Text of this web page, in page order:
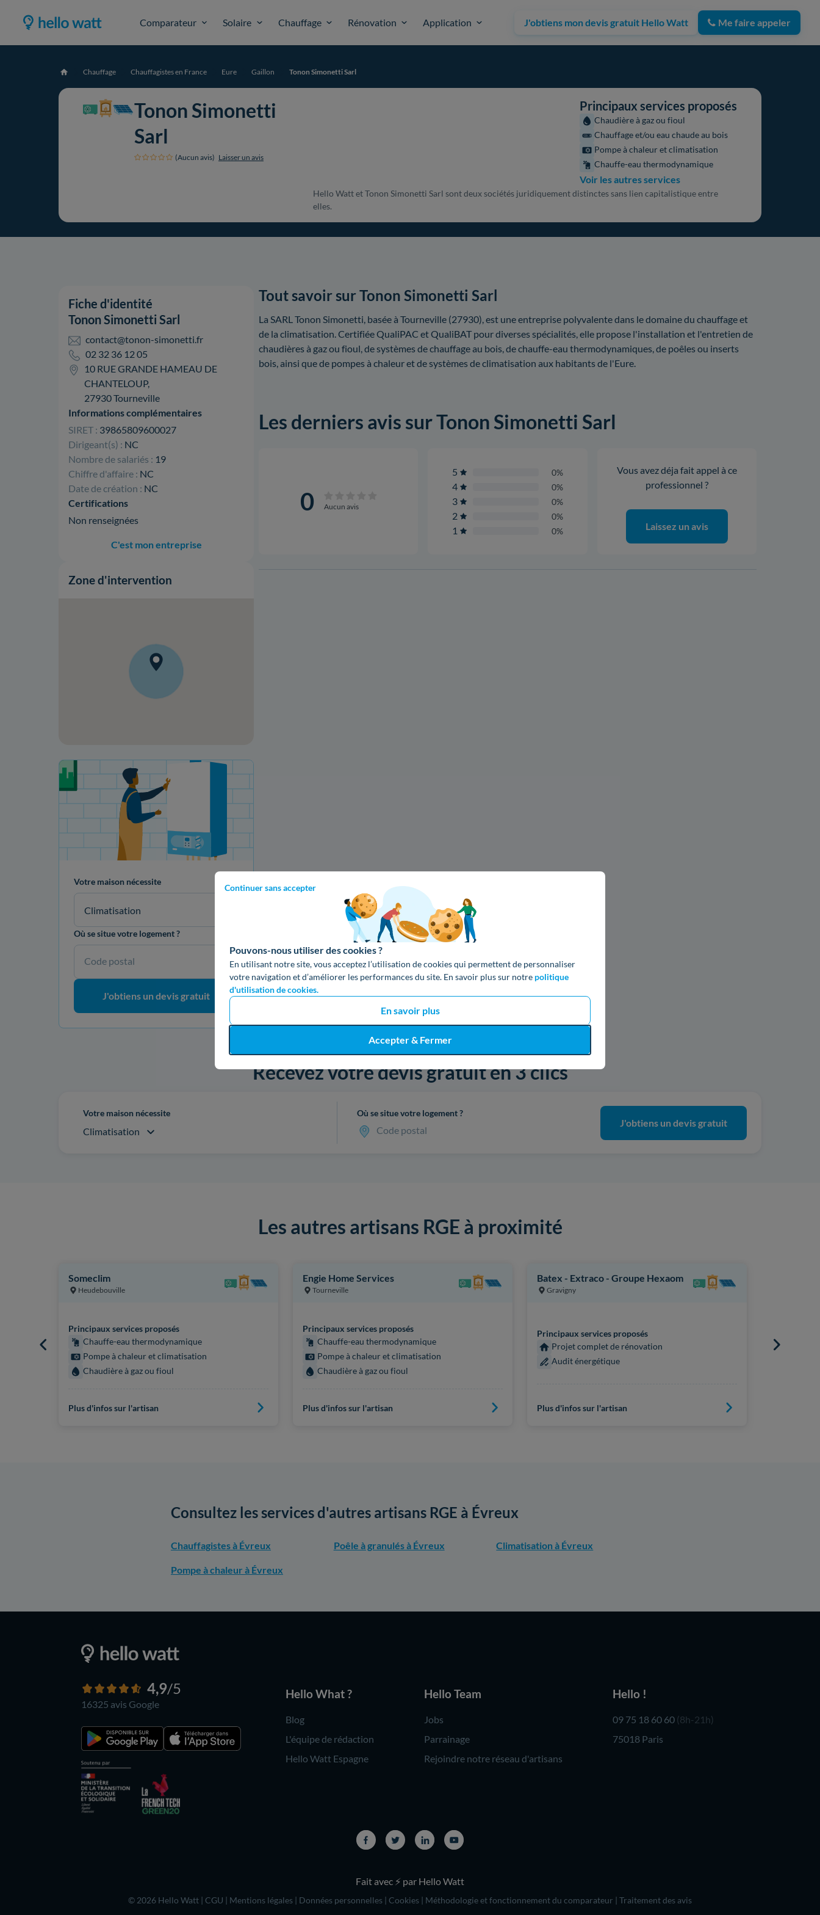
Comparateur Solaire Chauffage Rénovation Application J'obtiens mon devis gratuit Hello Watt Me faire appeler
Continuer sans accepter
Pouvons-nous utiliser des cookies ?
En utilisant notre site, vous acceptez l’utilisation de cookies qui permettent de personnaliser
votre navigation et d’améliorer les performances du site. En savoir plus sur notre politique
d'utilisation de cookies.
En savoir plus
Accepter & Fermer
Accueil Chauffage Chauffagistes en France Eure Gaillon Tonon Simonetti Sarl
Tonon Simonetti
Sarl
(Aucun avis) Laisser un avis
Principaux services proposés
Chaudière à gaz ou fioul
Chauffage et/ou eau chaude au bois
Pompe à chaleur et climatisation
Chauffe-eau thermodynamique
Voir les autres services
Hello Watt et Tonon Simonetti Sarl sont deux sociétés juridiquement distinctes sans lien capitalistique entre
elles.
Fiche d'identité
Tonon Simonetti Sarl
contact@tonon-simonetti.fr
02 32 36 12 05
10 RUE GRANDE HAMEAU DE
CHANTELOUP,
27930 Tourneville
Informations complémentaires
SIRET : 39865809600027
Dirigeant(s) : NC
Nombre de salariés : 19
Chiffre d'affaire : NC
Date de création : NC
Certifications
Non renseignées
C'est mon entreprise
Zone d'intervention
Votre projet de rénovation
Votre maison nécessite
Climatisation
Où se situe votre logement ?
Code postal
J'obtiens un devis gratuit
Tout savoir sur Tonon Simonetti Sarl
La SARL Tonon Simonetti, basée à Tourneville (27930), est une entreprise polyvalente dans le domaine du chauffage et
de la climatisation. Certifiée QualiPAC et QualiBAT pour diverses spécialités, elle propose l'installation et l'entretien de
chaudières à gaz ou fioul, de systèmes de chauffage au bois, de chauffe-eau thermodynamiques, de poêles ou inserts
bois, ainsi que de pompes à chaleur et de systèmes de climatisation aux habitants de l'Eure.
Les derniers avis sur Tonon Simonetti Sarl
0 Aucun avis
5 0%
4 0%
3 0%
2 0%
1 0%
Vous avez déja fait appel à ce
professionnel ?
Laissez un avis
Recevez votre devis gratuit en 3 clics
Votre maison nécessite
Climatisation
Où se situe votre logement ?
Code postal
J'obtiens un devis gratuit
Les autres artisans RGE à proximité
Someclim
Heudebouville
Principaux services proposés
Chauffe-eau thermodynamique
Pompe à chaleur et climatisation
Chaudière à gaz ou fioul
Plus d'infos sur l'artisan
Engie Home Services
Tourneville
Principaux services proposés
Chauffe-eau thermodynamique
Pompe à chaleur et climatisation
Chaudière à gaz ou fioul
Plus d'infos sur l'artisan
Batex - Extraco - Groupe Hexaom
Gravigny
Principaux services proposés
Projet complet de rénovation
Audit énergétique
Plus d'infos sur l'artisan
Principaux
Consultez les services d'autres artisans RGE à Évreux
Chauffagistes à Évreux Poêle à granulés à Évreux Climatisation à Évreux
Pompe à chaleur à Évreux
4,9/5
16325 avis Google
Hello What ?
Blog
L'équipe de rédaction
Hello Watt Espagne
Hello Team
Jobs
Parrainage
Rejoindre notre réseau d'artisans
Hello !
09 75 18 60 60 (8h-21h)
75018 Paris
Fait avec ⚡ par Hello Watt
© 2026 Hello Watt | CGU | Mentions légales | Données personnelles | Cookies | Méthodologie et fonctionnement du comparateur | Traitement des avis